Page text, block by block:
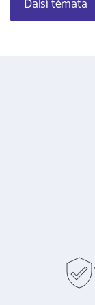
Další témata